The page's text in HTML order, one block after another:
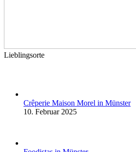
Lieblingsorte
Crêperie Maison Morel in Münster
10. Februar 2025